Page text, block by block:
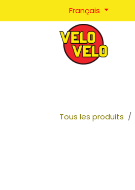
Français
Tous les produits